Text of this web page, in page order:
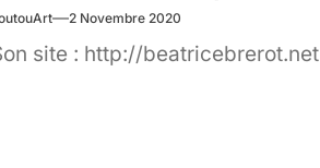
2 Novembre 2020
site : http://beatricebrerot.net